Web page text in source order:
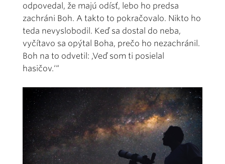
odpovedal, že majú odísť, lebo ho predsa
zachráni Boh. A takto to pokračovalo. Nikto ho
teda nevyslobodil. Keď sa dostal do neba,
vyčítavo sa opýtal Boha, prečo ho nezachránil.
Boh na to odvetil: ,Veď som ti posielal
hasičov.‘“